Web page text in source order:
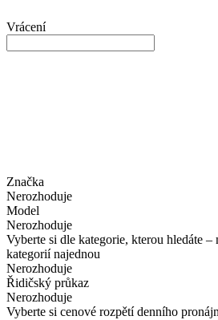
Vrácení
Značka
Nerozhoduje
Model
Nerozhoduje
Vyberte si dle kategorie, kterou hledáte
kategorií najednou
Nerozhoduje
Řidičský průkaz
Nerozhoduje
Vyberte si cenové rozpětí denního